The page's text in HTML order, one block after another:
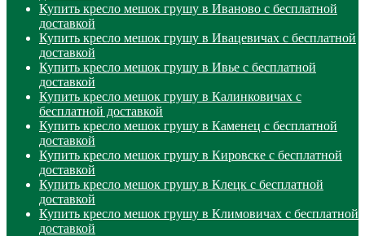
Купить кресло мешок грушу в Иваново с бесплатной
доставкой
Купить кресло мешок грушу в Ивацевичах с бесплатной
доставкой
Купить кресло мешок грушу в Ивье с бесплатной
доставкой
Купить кресло мешок грушу в Калинковичах с
бесплатной доставкой
Купить кресло мешок грушу в Каменец с бесплатной
доставкой
Купить кресло мешок грушу в Кировске с бесплатной
доставкой
Купить кресло мешок грушу в Клецк с бесплатной
доставкой
Купить кресло мешок грушу в Климовичах с бесплатной
доставкой